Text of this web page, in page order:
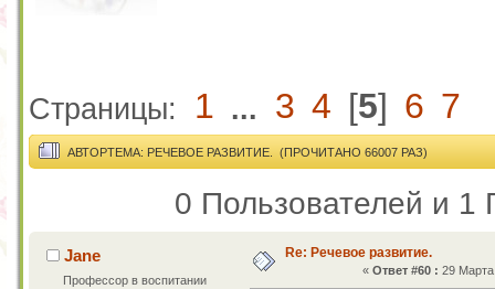
Страницы: 1 ... 3 4 [5] 6 7
АВТОРТЕМА: РЕЧЕВОЕ РАЗВИТИЕ. (ПРОЧИТАНО 66007 РАЗ)
0 Пользователей и 1
Jane
Профессор в воспитании
Re: Речевое развитие.
« Ответ #60 : 29